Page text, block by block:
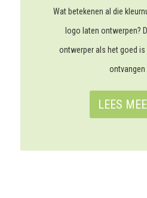
Wat betekenen al die
logo laten ontwerpen?
ontwerper als het goed
ontvangen
LEES